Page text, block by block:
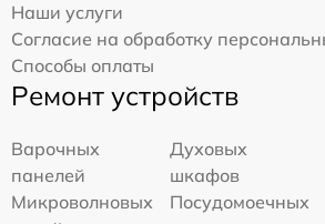
Наши услуги
Согласие на обработку
Способы оплаты
Ремонт устройств
Варочных
панелей
Духовых
шкафов
Микроволновых
Посудомоечных